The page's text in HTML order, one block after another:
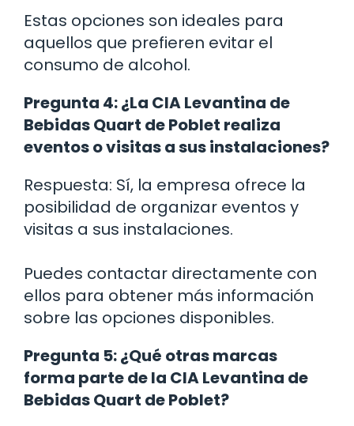
Estas opciones son ideales para
aquellos que prefieren evitar el
consumo de alcohol.
Pregunta 4: ¿La CIA Levantina de
Bebidas Quart de Poblet realiza
eventos o visitas a sus instalaciones?
Respuesta: Sí, la empresa ofrece la
posibilidad de organizar eventos y
visitas a sus instalaciones.
Puedes contactar directamente con
ellos para obtener más información
sobre las opciones disponibles.
Pregunta 5: ¿Qué otras marcas
forma parte de la CIA Levantina de
Bebidas Quart de Poblet?